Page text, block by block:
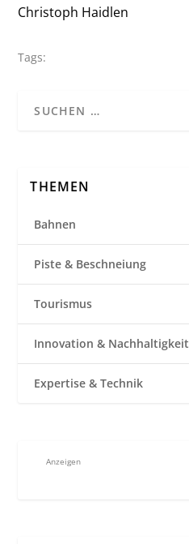
Christoph Haidlen
Tags:
THEMEN
Bahnen
Piste & Beschneiung
Tourismus
Innovation & Nachhaltigkeit
Expertise & Technik
Anzeigen